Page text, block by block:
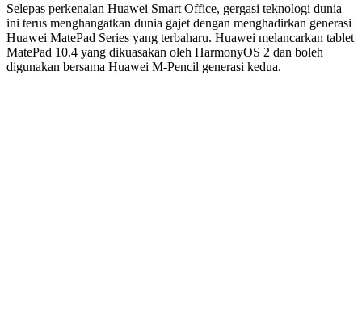
Selepas perkenalan Huawei Smart Office, gergasi teknologi dunia
ini terus menghangatkan dunia gajet dengan menghadirkan generasi
Huawei MatePad Series yang terbaharu. Huawei melancarkan tablet
MatePad 10.4 yang dikuasakan oleh HarmonyOS 2 dan boleh
digunakan bersama Huawei M-Pencil generasi kedua.